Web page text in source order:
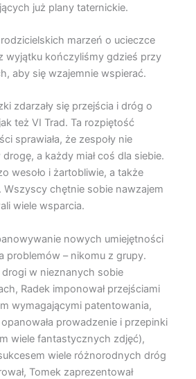
już plany taternickie.
marzeń o ucieczce
wyjątku kończyliśmy gdzieś przy
aby się wzajemnie wspierać.
zdarzały się przejścia i dróg o
też VI Trad. Ta rozpiętość
sprawiała, że zespoły nie
a każdy miał coś dla siebie.
wesoło i żartobliwie, a także
Wszyscy chętnie sobie nawzajem
wiele wsparcia.
nowych umiejętności
problemów – nikomu z grupy.
drogi w nieznanych sobie
Radek imponował przejściami
wymagającymi patentowania,
prowadzenie i przepinki
wiele fantastycznych zdjęć),
wiele różnorodnych dróg
Tomek zaprezentował